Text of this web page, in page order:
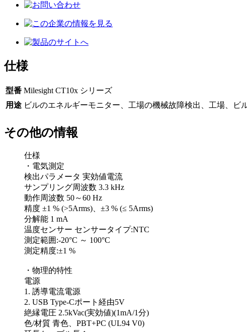
仕様
型番 Milesight CT10x シリーズ
用途 ビルのエネルギーモニター、工場の機械故障検出、工場、ビ
その他の情報
仕様
・電気測定
検出パラメータ 実効値電流
サンプリング周波数 3.3 kHz
動作周波数 50～60 Hz
精度 ±1 % (>5Arms)、±3 % (≤ 5Arms)
分解能 1 mA
温度センサー センサータイプ:NTC
測定範囲:-20°C ～ 100°C
測定精度:±1 %
・物理的特性
電源
1. 誘導電流電源
2. USB Type-Cポート経由5V
絶縁電圧 2.5kVac(実効値)(1mA/1分)
色/材質 青色、PBT+PC (UL94 V0)